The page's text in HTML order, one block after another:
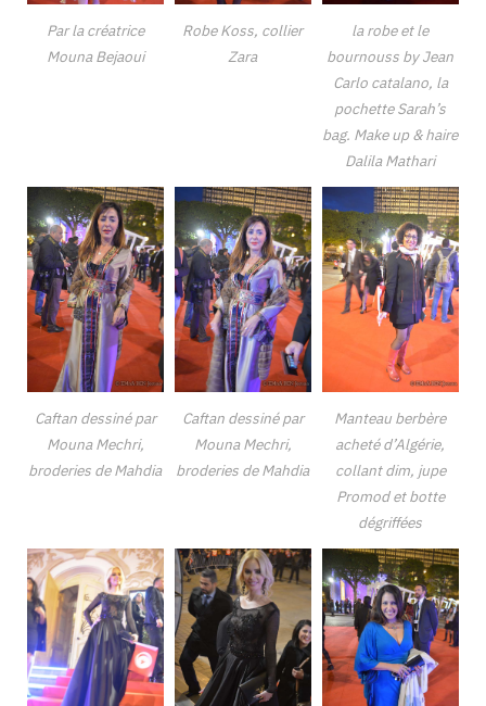
Par la créatrice
Mouna Bejaoui
Robe Koss, collier
Zara
la robe et le
bournouss by Jean
Carlo catalano, la
pochette Sarah’s
bag. Make up & haire
Dalila Mathari
Caftan dessiné par
Mouna Mechri,
broderies de Mahdia
Caftan dessiné par
Mouna Mechri,
broderies de Mahdia
Manteau berbère
acheté d’Algérie,
collant dim, jupe
Promod et botte
dégriffées